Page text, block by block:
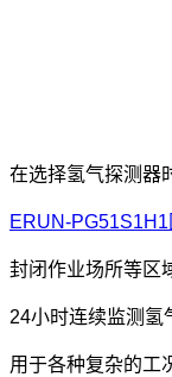
在选择氢气探测器
ERUN-
封闭作业场所等区
24小时连续监测氢
用于各种复杂的工